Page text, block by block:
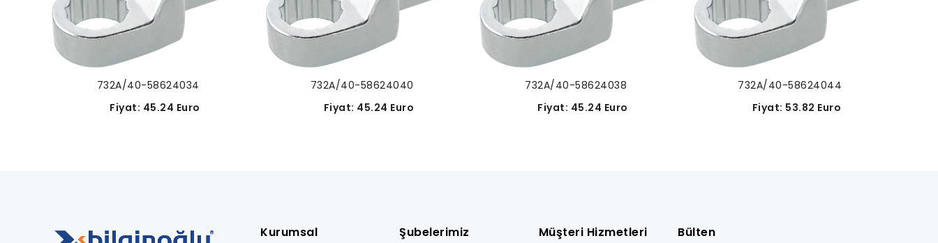
732A/40-58624034
Fiyat: 45.24 Euro
732A/40-58624040
Fiyat: 45.24 Euro
732A/40-58624038
Fiyat: 45.24 Euro
732A/40-58624044
Fiyat: 53.82 Euro
Kurumsal Şubelerimiz Müşteri Hizmetleri Bülten